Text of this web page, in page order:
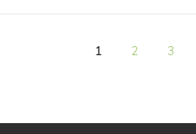
1 2 3